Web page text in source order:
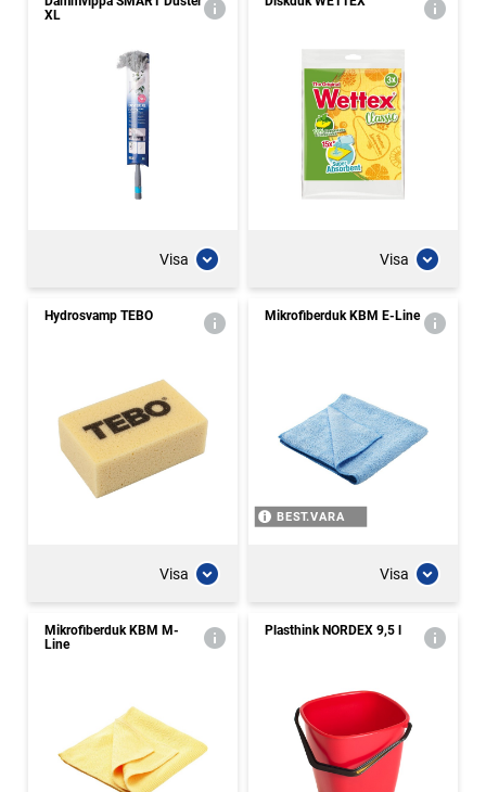
XL
Visa Visa
Hydrosvamp TEBO
Visa
Mikrofiberduk KBM E-Line
BEST.VARA
Visa
Mikrofiberduk KBM M-
Line
Plasthink NORDEX 9,5 l